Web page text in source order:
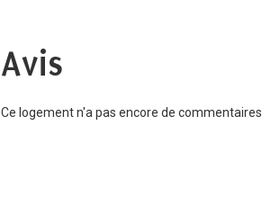
Avis
Ce logement n'a pas encore de commentaires